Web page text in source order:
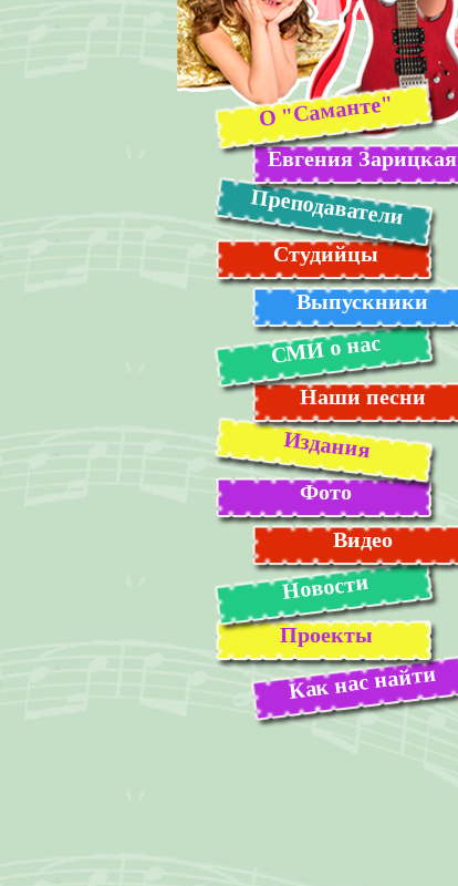
О "Саманте"
Евгения Зарицкая
Преподаватели
Студийцы
Выпускники
СМИ о нас
Наши песни
Издания
Фото
Видео
Новости
Проекты
Как нас найти